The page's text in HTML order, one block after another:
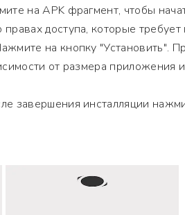
на APK фрагмент, чтобы
доступа, которые
на кнопку "Установить".
от размера приложения
завершения инсталляции